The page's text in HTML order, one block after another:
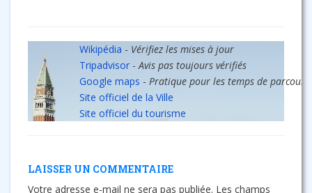
Wikipédia - Vérifiez les mises à jour
Tripadvisor-Avis pas toujours vérifiés
Google maps - Pratique pour les temps de parcours
Site officiel de la Ville
Site officiel du tourisme
LAISSER UN COMMENTAIRE
Votre adresse e-mail ne sera pas publiée. Les champs